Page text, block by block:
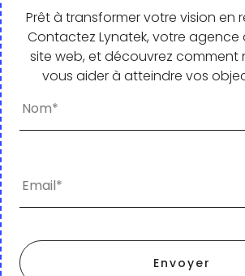
Prêt à transformer votre vision en
Contactez Lynatek, votre
site web, et découvrez comment
vous aider à atteindre vos
Envoyer